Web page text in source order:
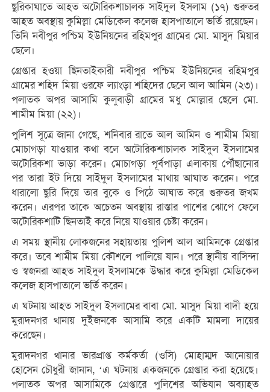
ছুরিকাঘাতে আহত অটোরিকশাচালক সাইদুল ইসলাম (১৭) গুরুতর
আহত অবস্থায় কুমিল্লা মেডিকেল কলেজ হাসপাতালে ভর্তি রয়েছেন।
তিনি নবীপুর পশ্চিম ইউনিয়নের রহিমপুর গ্রামের মো. মাসুদ মিয়ার
ছেলে।
গ্রেপ্তার হওয়া ছিনতাইকারী নবীপুর পশ্চিম ইউনিয়নের রহিমপুর
গ্রামের শহিদ মিয়া ওরফে ল্যাংড়া শহিদের ছেলে আল আমিন (২৩)।
পলাতক অপর আসামি কুলুবাড়ী গ্রামের মধু মোল্লার ছেলে মো.
শামীম মিয়া (২২)।
পুলিশ সূত্রে জানা গেছে, শনিবার রাতে আল আমিন ও শামীম মিয়া
মোচাগড়া যাওয়ার কথা বলে অটোরিকশাচালক সাইদুল ইসলামের
অটোরিকশা ভাড়া করেন। মোচাগড়া পূর্বপাড়া এলাকায় পৌঁছানোর
পর তারা ইট দিয়ে সাইদুল ইসলামের মাথায় আঘাত করেন। পরে
ধারালো ছুরি দিয়ে তার বুকে ও পিঠে আঘাত করে গুরুতর জখম
করেন। এরপর তাকে অচেতন অবস্থায় রাস্তার পাশের ঝোপে ফেলে
অটোরিকশাটি ছিনতাই করে নিয়ে যাওয়ার চেষ্টা করেন।
এ সময় স্থানীয় লোকজনের সহায়তায় পুলিশ আল আমিনকে গ্রেপ্তার
করে। তবে শামীম মিয়া কৌশলে পালিয়ে যান। পরে স্থানীয় বাসিন্দা
ও স্বজনরা আহত সাইদুল ইসলামকে উদ্ধার করে কুমিল্লা মেডিকেল
কলেজ হাসপাতালে ভর্তি করেন।
এ ঘটনায় আহত সাইদুল ইসলামের বাবা মো. মাসুদ মিয়া বাদী হয়ে
মুরাদনগর থানায় দুইজনকে আসামি করে একটি মামলা দায়ের
করেছেন।
মুরাদনগর থানার ভারপ্রাপ্ত কর্মকর্তা (ওসি) মোহাম্মদ আনোয়ার
হোসেন চৌধুরী জানান, ‘এ ঘটনায় একজনকে গ্রেপ্তার করা হয়েছে।
পলাতক অপর আসামিকে গ্রেপ্তারে পুলিশের অভিযান অব্যাহত